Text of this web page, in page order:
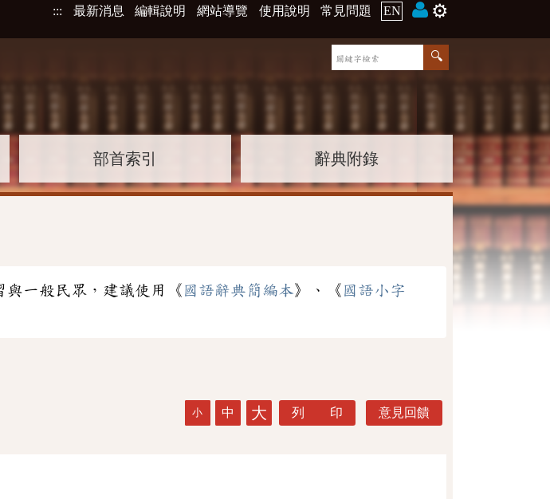
::: 最新消息 編輯說明 網站導覽 使用說明 常見問題 EN ⚙️
部首索引 辭典附錄
與一般民眾，建議使用《 國語辭典簡編本》、《 國語小字
小 中 大 列 印 意見回饋